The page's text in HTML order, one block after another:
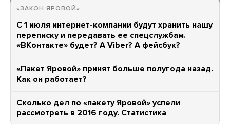
«ЗАКОН ЯРОВОЙ»
С 1 июля интернет-компании будут хранить нашу
переписку и передавать ее спецслужбам.
«ВКонтакте» будет? А Viber? А фейсбук?
«Пакет Яровой» принят больше полугода назад.
Как он работает?
Сколько дел по «пакету Яровой» успели
рассмотреть в 2016 году. Статистика